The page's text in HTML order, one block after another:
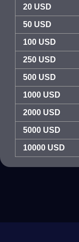
20 USD
50 USD
100 USD
250 USD
500 USD
1000 USD
2000 USD
5000 USD
10000 USD